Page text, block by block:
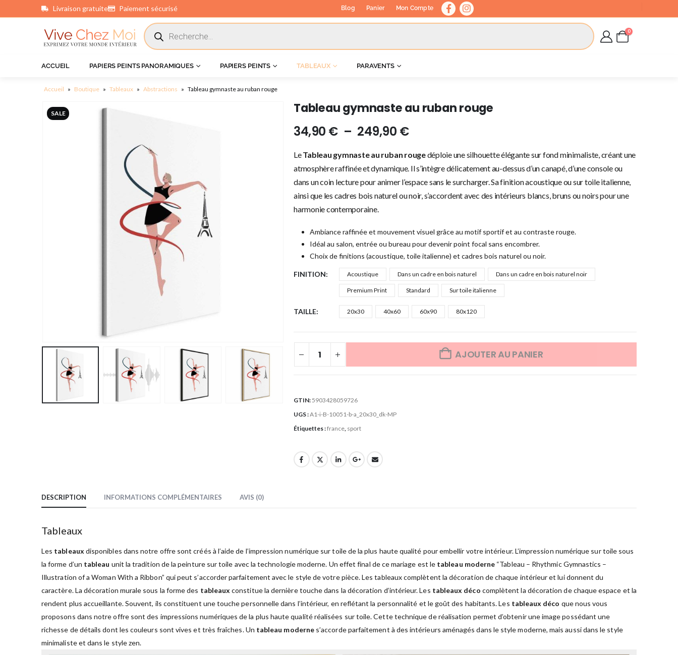
Livraison gratuite Paiement sécurisé Blog Panier Mon Compte
0
ACCUEIL PAPIERS PEINTS PANORAMIQUES PAPIERS PEINTS TABLEAUX PARAVENTS
Accueil » Boutique » Tableaux » Abstractions » Tableau gymnaste au ruban rouge
SALE Tableau gymnaste au ruban rouge
34,90 € – 249,90 €
LeTableau gymnaste au ruban rougedéploie une silhouette élégante sur fond minimaliste, créant une
atmosphère raffinée et dynamique. Il s’intègre délicatement au-dessus d’un canapé, d’une console ou
dans un coin lecture pour animer l’espace sans le surcharger. Sa finition acoustique ou sur toile italienne,
ainsi que les cadres bois naturel ou noir, s’accordent avec des intérieurs blancs, bruns ou noirs pour une
harmonie contemporaine.
Ambiance raffinée et mouvement visuel grâce au motif sportif et au contraste rouge.
Idéal au salon, entrée ou bureau pour devenir point focal sans encombrer.
Choix de finitions (acoustique, toile italienne) et cadres bois naturel ou noir.
FINITION Acoustique Dans un cadre en bois naturel Dans un cadre en bois naturel noir
Premium Print Standard Sur toile italienne
TAILLE 20x30 40x60 60x90 80x120
AJOUTER AU PANIER
GTIN: 5903428059726
UGS :A1-i-B-10051-b-a_20x30_dk-MP
Étiquettes :france, sport
DESCRIPTION INFORMATIONS COMPLÉMENTAIRES AVIS (0)
Tableaux
Les tableaux disponibles dans notre offre sont créés à l’aide de l’impression numérique sur toile de la plus haute qualité pour embellir votre intérieur. L’impression numérique sur toile sous
la forme d’un tableau unit la tradition de la peinture sur toile avec la technologie moderne. Un effet final de ce mariage est le tableau moderne “Tableau – Rhythmic Gymnastics –
Illustration of a Woman With a Ribbon” qui peut s’accorder parfaitement avec le style de votre pièce. Les tableaux complètent la décoration de chaque intérieur et lui donnent du
caractère. La décoration murale sous la forme des tableaux constitue la dernière touche dans la décoration d’intérieur. Les tableaux déco complètent la décoration de chaque espace et la
rendent plus accueillante. Souvent, ils constituent une touche personnelle dans l’intérieur, en reflétant la personnalité et le goût des habitants. Les tableaux déco que nous vous
proposons dans notre offre sont des impressions numériques de la plus haute qualité réalisées sur toile. Cette technique de réalisation permet d’obtenir une image possédant une
richesse de détails dont les couleurs sont vives et très fraîches. Un tableau modernes’accorde parfaitement à des intérieurs aménagés dans le style moderne, mais aussi dans le style
minimaliste et dans le style zen.